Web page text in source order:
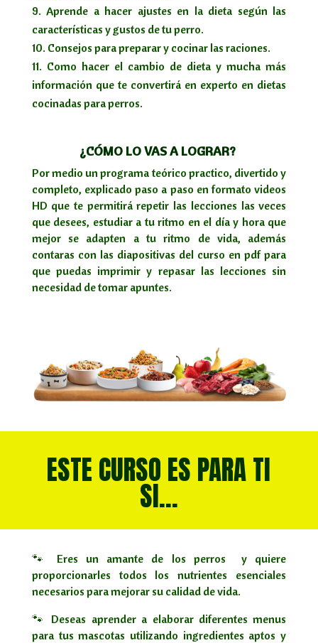
Aprende a hacer ajustes en la dieta según las
características y gustos de tu perro.
Consejos para preparar y cocinar las raciones.
Como hacer el cambio de dieta y mucha más
información que te convertirá en experto en dietas
cocinadas para perros.
¿CÓMO LO VAS A LOGRAR?
Por medio un programa teórico practico, divertido y
completo, explicado paso a paso en formato videos
HD que te permitirá repetir las lecciones las veces
que desees, estudiar a tu ritmo en el día y hora que
mejor se adapten a tu ritmo de vida, además
contaras con las diapositivas del curso en pdf para
que puedas imprimir y repasar las lecciones sin
necesidad de tomar apuntes.
ESTE CURSO ES PARA TI
SI…
🐾 Eres un amante de los perros y quiere
proporcionarles todos los nutrientes esenciales
necesarios para mejorar su calidad de vida.
🐾 Deseas aprender a elaborar diferentes menus
para tus mascotas utilizando ingredientes aptos y